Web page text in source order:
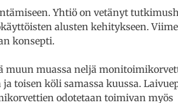
Yhtiö on vetänyt
alusten kehitykseen.
konsepti.
muun muassa neljä
toisen köli samassa kuussa.
odotetaan toimivan myös